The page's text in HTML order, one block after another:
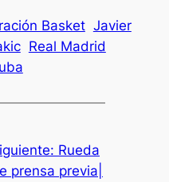
Basket Javier
Real Madrid
Rueda
prensa previa|